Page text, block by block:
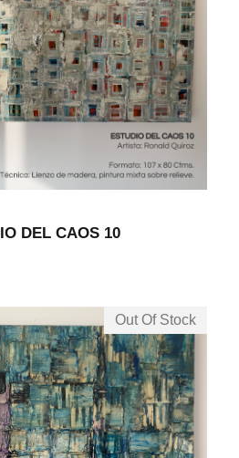
DEL CAOS 10
Out Of Stock